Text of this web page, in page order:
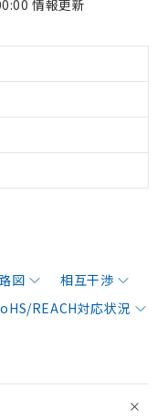
情報更新
図
相互干渉
REACH対応状況